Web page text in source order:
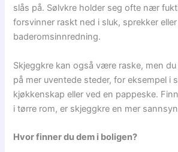
slås på. Sølvkre holder seg ofte nær
forsvinner raskt ned i sluk, sprekker
baderomsinnredning.
Skjeggkre kan også være raske, men
på mer uventede steder, for eksempel i
kjøkkenskap eller ved en pappeske.
i tørre rom, er skjeggkre en mer
Hvor finner du dem i boligen?